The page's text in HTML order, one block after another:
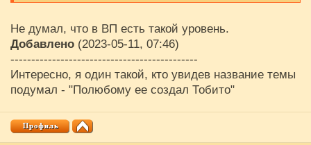
Не думал, что в ВП есть такой уровень.
Добавлено (2023-05-11, 07:46)
---------------------------------------------
Интересно, я один такой, кто увидев название темы
подумал - "Полюбому ее создал Тобито"